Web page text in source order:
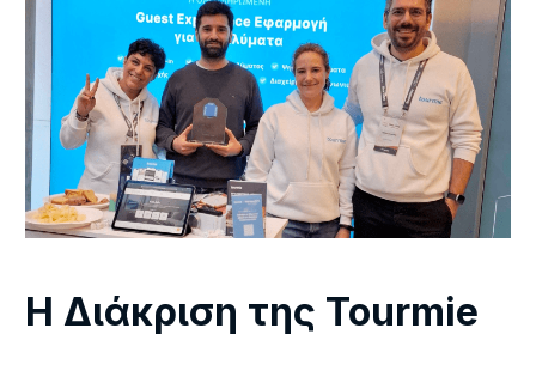
Η Διάκριση της Tourmie